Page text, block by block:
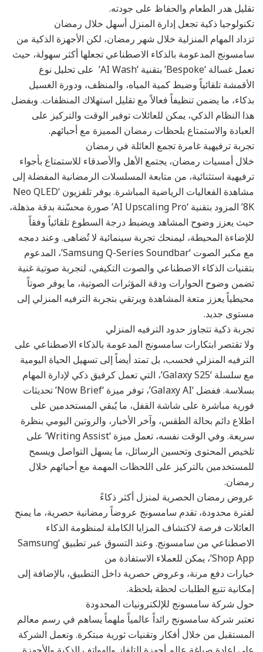
تقليل هدر الطعام والحفاظ على جودته.
تكنولوجيا ذكية تجعل إدارة المنزل أسهل خلال رمضان
تزداد المهام المنزلية خلال شهر رمضان، لكن الأجهزة الذكية من
سامسونج المدعومة بالذكاء الاصطناعي تجعلها أكثر سهولة، حيث
تعمل غسالة ‘Bespoke’ بتقنية ‘AI Wash’ على تحليل نوع
الأقمشة تلقائياً وضبط كمية المياه، والمنظف، ودورة الغسيل
بذكاء، ما يضمن تنظيفاً فعالاً مع تقليل استهلاك المنظفات. وبفضل
هذا النظام الذكي، يمكن للعائلات توفير الوقت والتركيز على
العبادة والاستمتاع بلحظات رمضان المميزة مع أحبائهم.
تجربة ترفيهية غامرة تجمع العائلة في رمضان
خلال أمسيات رمضان، يجتمع الأهل والأصدقاء للاستمتاع بأجواء
ترفيهية استثنائية، من متابعة المسلسلات الرمضانية المفضلة إلى
مشاهدة الفعاليات الرياضية المباشرة. يوفر تلفزيون ‘Neo QLED
8K’ المزود بتقنية ‘AI Upscaling Pro’ صورة محسّنة بدقة مذهلة،
حيث يعزز وضوح المشاهد ويضبط درجة السطوع تلقائياً وفقاً
للإضاءة المحيطة، ليمنحك تجربة سينمائية لا تُضاهى. وعند دمجه
مع مكبر الصوت ‘Samsung Q-Series Soundbar’، المدعوم
بتقنيات الذكاء الاصطناعي والصوت التكيفي، لتجربة صوتية غنية
تضمن وضوح الحوارات ودقة المؤثرات الصوتية، ما يوفر صوتاً
محيطياً يعزز متعة المشاهدة ويرتقي بتجربة الترفيه المنزلي إلى
مستوى جديد.
تجربة ذكية تتجاوز حدود الترفيه المنزلي
ولا تقتصر ابتكارات سامسونج المدعومة بالذكاء الاصطناعي على
الترفيه المنزلي فحسب، بل تمتد أيضاً إلى تسهيل الحياة اليومية
مع سلسلة ‘Galaxy S25’، التي تعمل كرفيق ذكي لإدارة المهام
بسلاسة. ففضل ‘Galaxy AI’، توفر ميزة ‘Now Brief’ تحديثات
فورية مباشرة على شاشة القفل، ما يُبقي المستخدمين على
اطلاع دائم بحالة الطقس، وآخر الأخبار، والروتين اليومي بنظرة
سريعة. وفي الوقت نفسه، تعمل ميزة ‘Writing Assist’ على
تلخيص المحتوى وتحسين الرسائل، ما يسهل التواصل ويسمح
للمستخدمين بالتركيز على اللحظات المهمة مع أحبائهم خلال
رمضان.
عروض رمضان الحصرية لمنزل أكثر ذكاءً
لفترة محدودة، تقدم سامسونج عروضاً رمضانية حصرية، ما يمنح
العائلات فرصة لاكتشاف المزايا الكاملة لمنظومة الذكاء
الاصطناعي من سامسونج. وعند التسوق عبر تطبيق ‘Samsung
Shop App’، يمكن للعملاء الاستفادة من
خيارات دفع مرنة، وعروض حصرية داخل التطبيق، بالإضافة إلى
إمكانية تتبع الطلبات لحظة بلحظة.
حول شركة سامسونج للإلكترونيات المحدودة
تعتبر شركة سامسونج رائداً عالمياً ملهماً يساهم في رسم معالم
المستقبل من خلال أفكار وتقنيات ثورية مبتكرة. وتعمل الشركة